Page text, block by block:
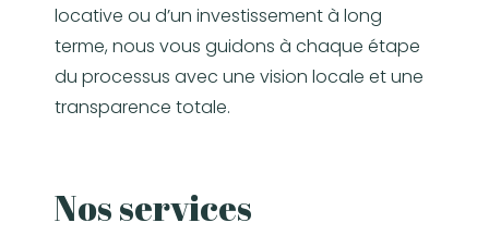
locative ou d’un investissement à long
terme, nous vous guidons à chaque étape
du processus avec une vision locale et une
transparence totale.
Nos services